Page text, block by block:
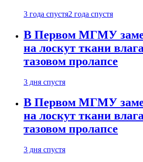
3 года спустя2 года спустя
В Первом МГМУ
на лоскут ткани
тазовом пролапсе
3 дня спустя
В Первом МГМУ
на лоскут ткани
тазовом пролапсе
3 дня спустя